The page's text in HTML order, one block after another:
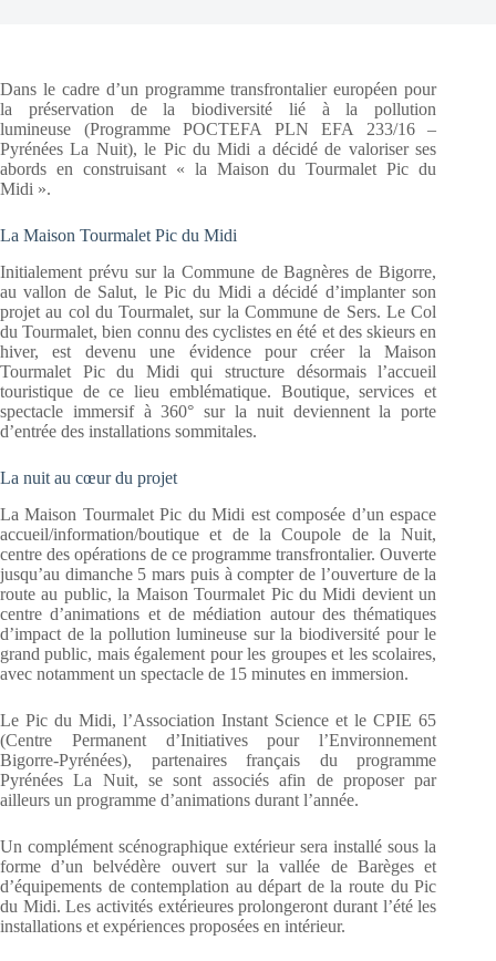
Dans le cadre d’un programme transfrontalier européen pour
la préservation de la biodiversité lié à la pollution
lumineuse (Programme POCTEFA PLN EFA 233/16 –
Pyrénées La Nuit), le Pic du Midi a décidé de valoriser ses
abords en construisant « la Maison du Tourmalet Pic du
Midi ».
La Maison Tourmalet Pic du Midi
Initialement prévu sur la Commune de Bagnères de Bigorre,
au vallon de Salut, le Pic du Midi a décidé d’implanter son
projet au col du Tourmalet, sur la Commune de Sers. Le Col
du Tourmalet, bien connu des cyclistes en été et des skieurs en
hiver, est devenu une évidence pour créer la Maison
Tourmalet Pic du Midi qui structure désormais l’accueil
touristique de ce lieu emblématique. Boutique, services et
spectacle immersif à 360° sur la nuit deviennent la porte
d’entrée des installations sommitales.
La nuit au cœur du projet
La Maison Tourmalet Pic du Midi est composée d’un espace
accueil/information/boutique et de la Coupole de la Nuit,
centre des opérations de ce programme transfrontalier. Ouverte
jusqu’au dimanche 5 mars puis à compter de l’ouverture de la
route au public, la Maison Tourmalet Pic du Midi devient un
centre d’animations et de médiation autour des thématiques
d’impact de la pollution lumineuse sur la biodiversité pour le
grand public, mais également pour les groupes et les scolaires,
avec notamment un spectacle de 15 minutes en immersion.
Le Pic du Midi, l’Association Instant Science et le CPIE 65
(Centre Permanent d’Initiatives pour l’Environnement
Bigorre-Pyrénées), partenaires français du programme
Pyrénées La Nuit, se sont associés afin de proposer par
ailleurs un programme d’animations durant l’année.
Un complément scénographique extérieur sera installé sous la
forme d’un belvédère ouvert sur la vallée de Barèges et
d’équipements de contemplation au départ de la route du Pic
du Midi. Les activités extérieures prolongeront durant l’été les
installations et expériences proposées en intérieur.